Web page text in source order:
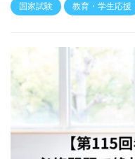
国家試験 教育・学生応援